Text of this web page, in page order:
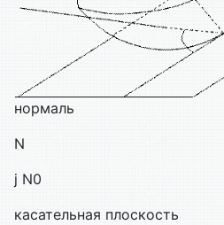
нормаль
N
j N0
касательная плоскость